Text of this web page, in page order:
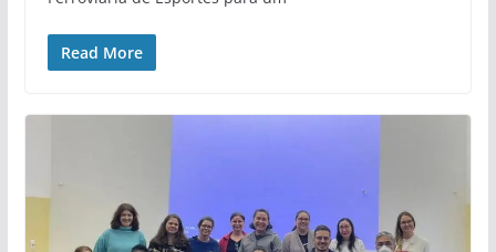
Read More